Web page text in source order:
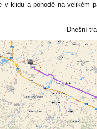
v klidu a pohodě na velikém
Dnešní